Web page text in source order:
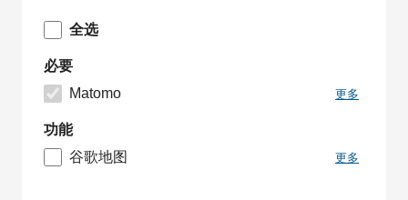
全选
必要
Matomo
更多
功能
谷歌地图
更多